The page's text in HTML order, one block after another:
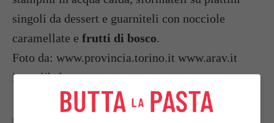
singoli da dessert e guarniteli con nocciole
caramellate e frutti di bosco.
Foto da: www.provincia.torino.it www.arav.it
img.alibaba.com